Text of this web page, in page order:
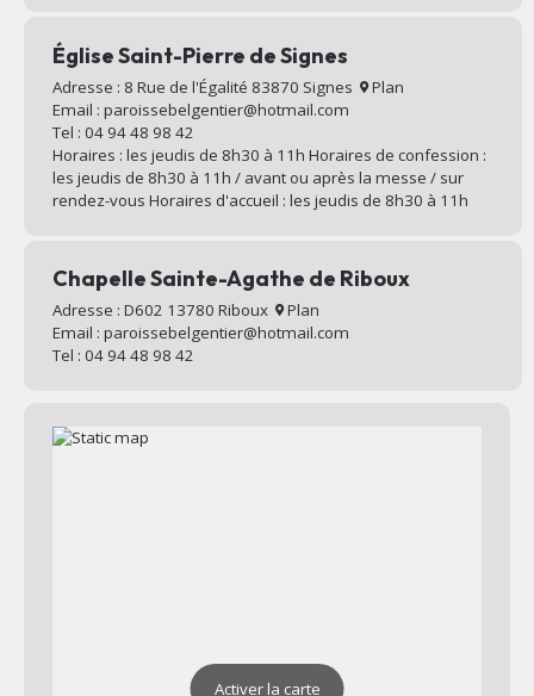
Église Saint-Pierre de Signes
Adresse : 8 Rue de l'Égalité 83870 Signes
Plan
Email : paroissebelgentier@hotmail.com
Tel : 04 94 48 98 42
Horaires : les jeudis de 8h30 à 11h Horaires de confession :
les jeudis de 8h30 à 11h / avant ou après la messe / sur
rendez-vous Horaires d'accueil : les jeudis de 8h30 à 11h
Chapelle Sainte-Agathe de Riboux
Adresse : D602 13780 Riboux
Plan
Email : paroissebelgentier@hotmail.com
Tel : 04 94 48 98 42
Activer la carte